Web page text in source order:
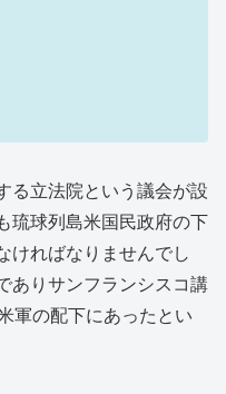
る立法院という議会が設
琉球列島米国民政府の下
ければなりませんでし
ありサンフランシスコ講
軍の配下にあったとい